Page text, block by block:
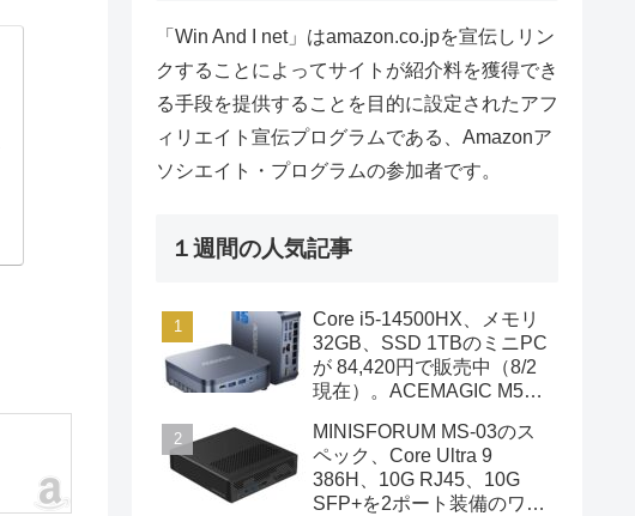
「Win And I net」はamazon.co.jpを宣伝しリン
クすることによってサイトが紹介料を獲得でき
る手段を提供することを目的に設定されたアフ
ィリエイト宣伝プログラムである、Amazonア
ソシエイト・プログラムの参加者です。
１週間の人気記事
Core i5-14500HX、メモリ
32GB、SSD 1TBのミニPC
が 84,420円で販売中（8/2
現在）。ACEMAGIC M5の
MINISFORUM MS-03のス
ペック、Core Ultra 9
386H、10G RJ45、10G
SFP+を2ポート装備のワー